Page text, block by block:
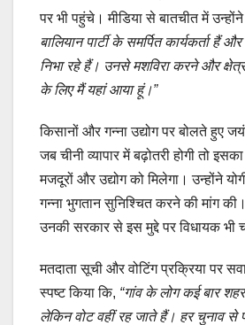
पर भी पहुंचे। मीडिया से बातचीत में
बालियान पार्टी के समर्पित कार्यकर्ता हैं
निभा रहे हैं। उनसे मशविरा करने और क्षेत्र
के लिए मैं यहां आया हूं।”
किसानों और गन्ना उद्योग पर बोलते हुए
जब चीनी व्यापार में बढ़ोतरी होगी तो
मजदूरों और उद्योग को मिलेगा। उन्होंने
गन्ना भुगतान सुनिश्चित करने की मांग
उनकी सरकार से इस मुद्दे पर विधायक भी
मतदाता सूची और वोटिंग प्रक्रिया पर
स्पष्ट किया कि, “गांव के लोग कई बार
लेकिन वोट वहीं रह जाते हैं। हर चुनाव से